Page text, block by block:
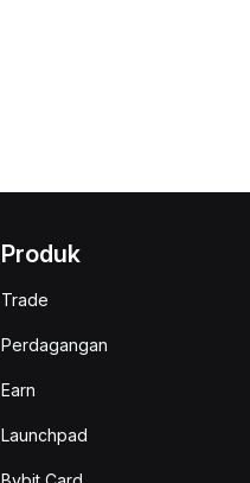
Produk
Trade
Perdagangan
Earn
Launchpad